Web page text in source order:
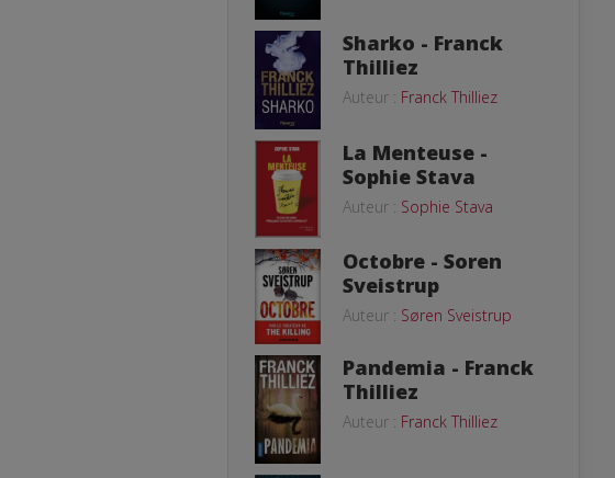
Sharko - Franck
Thilliez
Auteur : Franck Thilliez
La Menteuse -
Sophie Stava
Auteur : Sophie Stava
Octobre - Soren
Sveistrup
Auteur : Søren Sveistrup
Pandemia - Franck
Thilliez
Auteur : Franck Thilliez